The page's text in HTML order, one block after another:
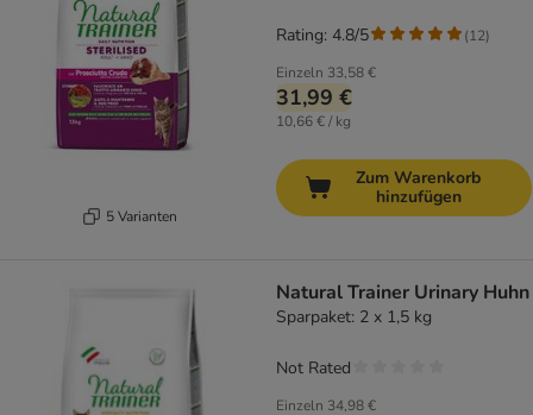
5 Varianten
Einzeln 33,58 €
31,99 €
10,66 € / kg
Rating: 4.8/5 (12)
Zum Warenkorb
hinzufügen
Natural Trainer Urinary Huhn
Sparpaket: 2 x 1,5 kg
Einzeln 34,98 €
Not Rated